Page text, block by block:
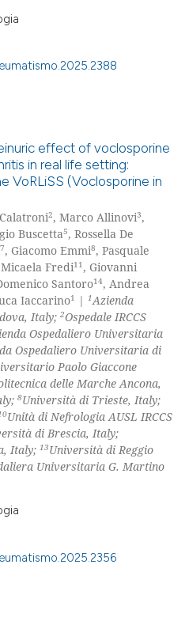
effect of voclosporine
in real life setting:
VoRLiSS (Voclosporine in
2, Marco Allinovi3,
Buscetta5, Rossella De
7, Giacomo Emmi8, Pasquale
Fredi11, Giovanni
Santoro14, Andrea
Iaccarino1 |1Azienda
Italy;2Ospedale IRCCS
Ospedaliero Universitaria
Ospedaliero Universitaria di
Paolo Giaccone
delle Marche Ancona,
8Università di Trieste, Italy;
Unità di Nefrologia AUSL IRCCS
di Brescia, Italy;
Italy;13Università di Reggio
Universitaria G. Martino